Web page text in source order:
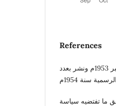
References
صدر قانون العقوبات الليبي بموجب مرسوم ملكي بتاريخ 28 نوفمبر 1953م ونشر بعدد
سنة 1954م
ما تفتضيه سياسة